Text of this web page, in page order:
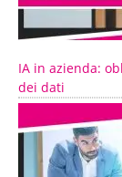
IA in azienda:
dei dati